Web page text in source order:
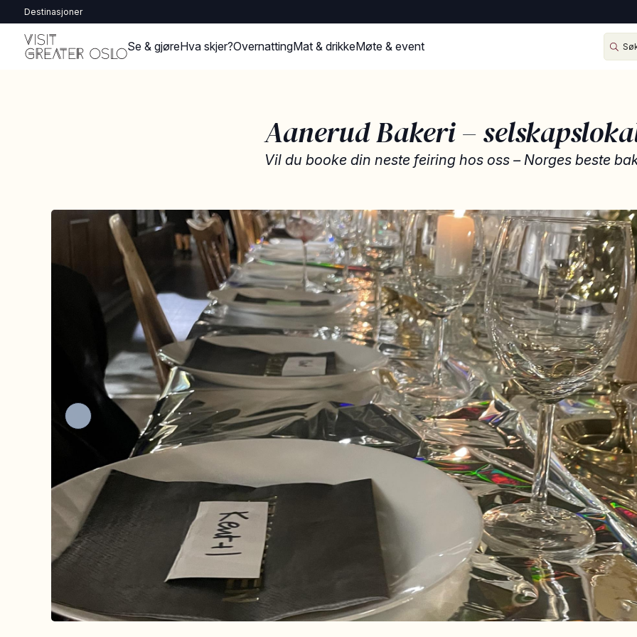
Destinasjoner
Se & gjøreHva skjer?OvernattingMat & drikkeMøte & event
Aanerud Bakeri –
Vil du booke din neste feiring hos oss – Norges beste